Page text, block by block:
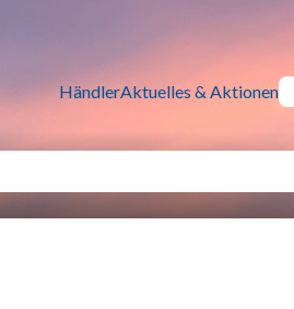
HändlerAktuelles & Aktionen